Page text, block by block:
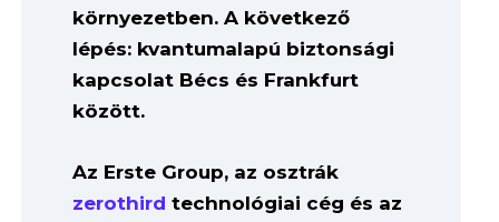
környezetben. A következő
lépés: kvantumalapú biztonsági
kapcsolat Bécs és Frankfurt
között.
Az Erste Group, az osztrák
zerothird technológiai cég és az